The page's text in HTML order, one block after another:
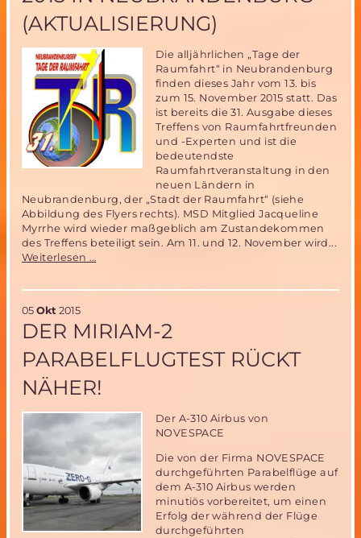
(AKTUALISIERUNG)
Die alljährlichen „Tage der
Raumfahrt“ in Neubrandenburg
finden dieses Jahr vom 13. bis
zum 15. November 2015 statt. Das
ist bereits die 31. Ausgabe dieses
Treffens von Raumfahrtfreunden
und -Experten und ist die
bedeutendste
Raumfahrtveranstaltung in den
neuen Ländern in
Neubrandenburg, der „Stadt der Raumfahrt“ (siehe
Abbildung des Flyers rechts). MSD Mitglied Jacqueline
Myrrhe wird wieder maßgeblich am Zustandekommen
des Treffens beteiligt sein. Am 11. und 12. November wird...
Weiterlesen …
11.
15.
2015
Neubrandenburg
(Aktualisierung)
05 Okt 2015
DER MIRIAM-2
PARABELFLUGTEST RÜCKT
NÄHER!
Der A-310 Airbus von
NOVESPACE
Die von der Firma NOVESPACE
durchgeführten Parabelflüge auf
dem A-310 Airbus werden
minutiös vorbereitet, um einen
Erfolg der während der Flüge
durchgeführten